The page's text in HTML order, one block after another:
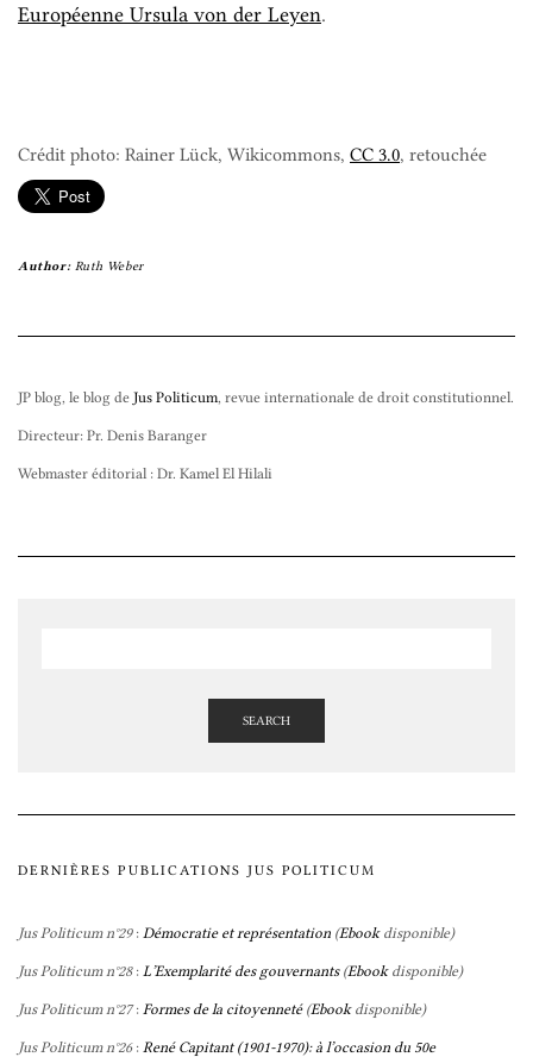
Européenne Ursula von der Leyen.
Crédit photo: Rainer Lück, Wikicommons, CC 3.0, retouchée
Author: Ruth Weber
JP blog, le blog de Jus Politicum , revue internationale de droit constitutionnel.
Directeur: Pr. Denis Baranger
Webmaster éditorial : Dr. Kamel El Hilali
SEARCH
DERNIÈRES PUBLICATIONS JUS POLITICUM
Jus Politicum n°29: Démocratie et représentation (Ebookdisponible)
Jus Politicum n°28: L’Exemplarité des gouvernants(Ebookdisponible)
Jus Politicum n°27: Formes de la citoyenneté(Ebookdisponible)
Jus Politicum n°26: René Capitant (1901-1970): à l’occasion du 50e